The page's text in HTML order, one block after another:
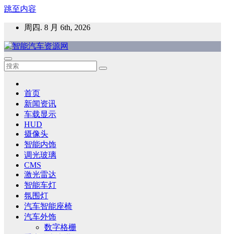
跳至内容
周四. 8 月 6th, 2026
智能汽车资源网
智能表面，智能内饰，新能源汽车，HMI，人车交互，智能车
首页
新闻资讯
车载显示
HUD
摄像头
智能内饰
调光玻璃
CMS
激光雷达
智能车灯
氛围灯
汽车智能座椅
汽车外饰
数字格栅